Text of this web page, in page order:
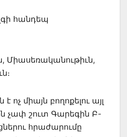
հանդեպ
Միասեռականութիւն,
միայն բողոքելու այլ
չափ շուտ Գարեգին Բ-
հրաժարումը